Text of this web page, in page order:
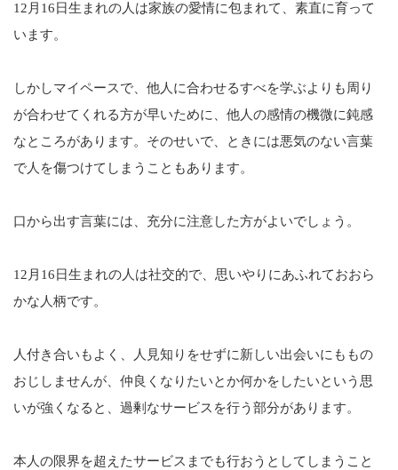
12月16日生まれの人は家族の愛情に包まれて、素直に育って
います。
しかしマイペースで、他人に合わせるすべを学ぶよりも周り
が合わせてくれる方が早いために、他人の感情の機微に鈍感
なところがあります。そのせいで、ときには悪気のない言葉
で人を傷つけてしまうこともあります。
口から出す言葉には、充分に注意した方がよいでしょう。
12月16日生まれの人は社交的で、思いやりにあふれておおら
かな人柄です。
人付き合いもよく、人見知りをせずに新しい出会いにももの
おじしませんが、仲良くなりたいとか何かをしたいという思
いが強くなると、過剰なサービスを行う部分があります。
本人の限界を超えたサービスまでも行おうとしてしまうこと